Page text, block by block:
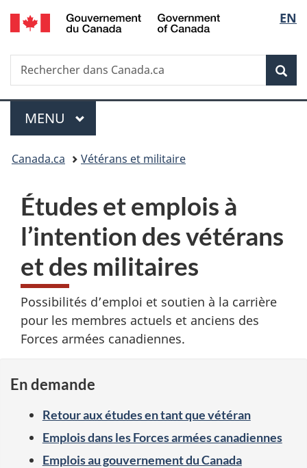
Passer
au
principal
Passer
à
Au
du
Passer
à
version
simplifiée
de
la
EN
Recherche
Rechercher
dans
Menu
MENU PRINCIPAL
Vous
ici :
Canada.ca Vétérans et militaire
E
m
p
o
s
Études et emplois à
l’intention des vétérans
et des militaires
Possibilités d’emploi et soutien à la carrière
pour les membres actuels et anciens des
Forces armées canadiennes.
En demande
Retour aux études en tant que vétéran
Emplois dans les Forces armées canadiennes
Emplois au gouvernement du Canada